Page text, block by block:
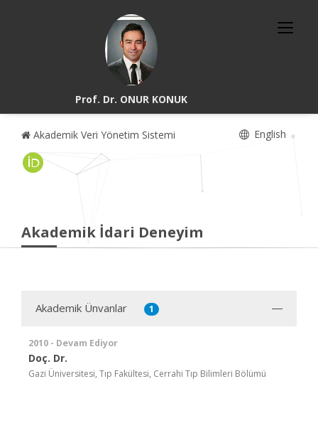
Prof. Dr. ONUR KONUK
Akademik Veri Yönetim Sistemi English
Akademik İdari Deneyim
Akademik Ünvanlar 1
2010 - Devam Ediyor
Doç. Dr.
Gazi Üniversitesi, Tıp Fakültesi, Cerrahi Tıp Bilimleri Bölümü